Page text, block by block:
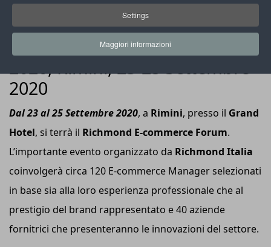
Settings
Maggiori informazioni
EVENTI
Richmond E-Commerce Forum
2020
Dal 23 al 25 Settembre 2020, a Rimini, presso il Grand
Hotel, si terrà il Richmond E-commerce Forum.
L’importante evento organizzato da Richmond Italia
coinvolgerà circa 120 E-commerce Manager selezionati
in base sia alla loro esperienza professionale che al
prestigio del brand rappresentato e 40 aziende
fornitrici che presenteranno le innovazioni del settore.